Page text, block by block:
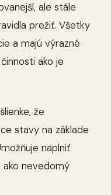
ale stále
prežiť. Všetky
a majú výrazné
ako je
že
stavy na základe
naplniť
ako nevedomý